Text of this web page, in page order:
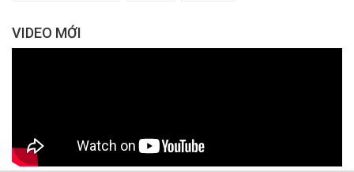
VIDEO MỚI